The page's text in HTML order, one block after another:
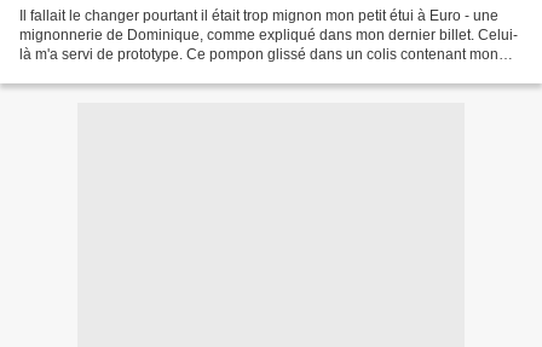
Il fallait le changer pourtant il était trop mignon mon petit étui à Euro - une
mignonnerie de Dominique, comme expliqué dans mon dernier billet. Celui-
là m'a servi de prototype. Ce pompon glissé dans un colis contenant mon